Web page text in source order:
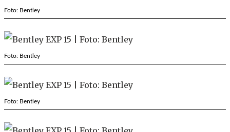
Foto: Bentley
Foto: Bentley
Foto: Bentley